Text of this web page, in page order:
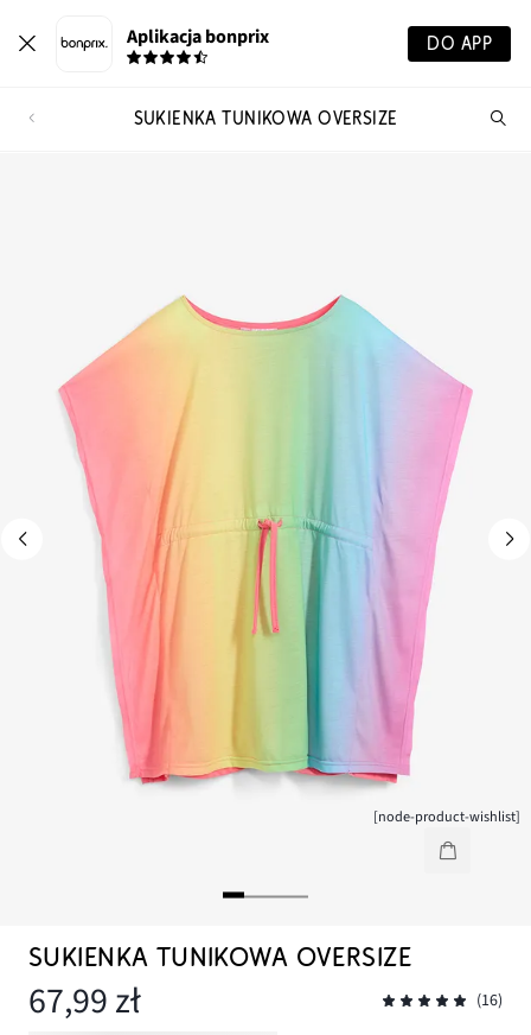
Aplikacja bonprix DO APP
SUKIENKA TUNIKOWA OVERSIZE
[node-product-wishlist]
SUKIENKA TUNIKOWA OVERSIZE
67,99 zł (16)